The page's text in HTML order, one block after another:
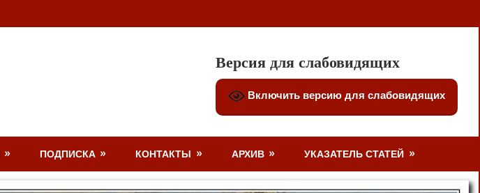
Версия для слабовидящих
Включить версию для слабовидящих
ПОДПИСКА КОНТАКТЫ АРХИВ УКАЗАТЕЛЬ СТАТЕЙ